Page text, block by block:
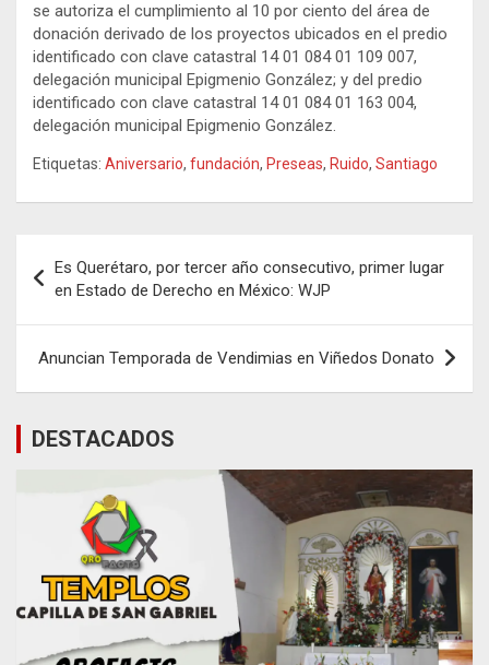
se autoriza el cumplimiento al 10 por ciento del área de
donación derivado de los proyectos ubicados en el predio
identificado con clave catastral 14 01 084 01 109 007,
delegación municipal Epigmenio González; y del predio
identificado con clave catastral 14 01 084 01 163 004,
delegación municipal Epigmenio González.
Etiquetas: Aniversario, fundación, Preseas, Ruido, Santiago
de
entradas
Es Querétaro, por tercer año consecutivo, primer lugar
en Estado de Derecho en México: WJP
Anuncian Temporada de Vendimias en Viñedos Donato
DESTACADOS